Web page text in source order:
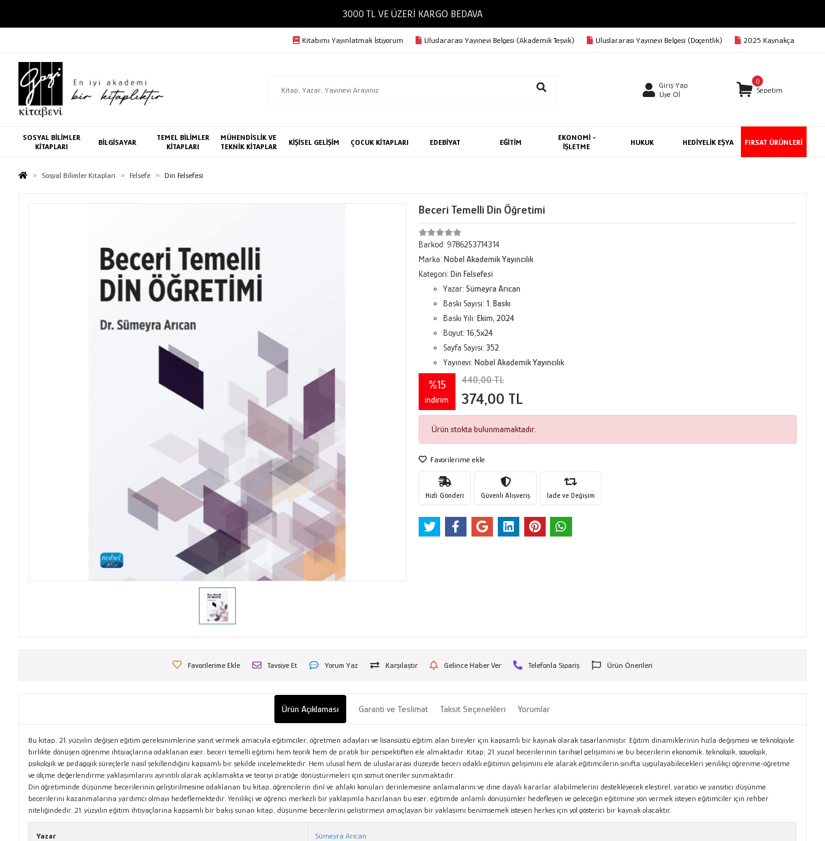
3000 TL VE ÜZERİ KARGO BEDAVA
Kitabımı Yayınlatmak İstiyorum Uluslararası Yayınevi Belgesi (Akademik Teşvik) Uluslararası Yayınevi Belgesi (Doçentlik) 2025 Kaynakça
Giriş Yap
Üye Ol
0
Sepetim
SOSYAL BİLİMLER
KİTAPLARI
BİLGİSAYAR
TEMEL BİLİMLER
KİTAPLARI
MÜHENDİSLİK VE
TEKNİK KİTAPLAR
KİŞİSEL GELİŞİM ÇOCUK KİTAPLARI EDEBİYAT EĞİTİM
EKONOMİ -
İŞLETME
HUKUK HEDİYELİK EŞYA FIRSAT ÜRÜNLERİ
Sosyal Bilimler Kitapları Felsefe Din Felsefesi
Beceri Temelli Din Öğretimi
Barkod: 9786253714314
Marka: Nobel Akademik Yayıncılık
Kategori: Din Felsefesi
Yazar: Sümeyra Arıcan
Baskı Sayısı: 1. Baskı
Baskı Yılı: Ekim, 2024
Boyut: 16,5x24
Sayfa Sayısı: 352
Yayınevi: Nobel Akademik Yayıncılık
%15
indirim
440,00 TL
374,00 TL
Ürün stokta bulunmamaktadır.
Favorilerime ekle
Hızlı Gönderi Güvenli Alışveriş İade ve Değişim
Favorilerime Ekle Tavsiye Et Yorum Yaz Karşılaştır Gelince Haber Ver Telefonla Sipariş Ürün Önerileri
Ürün Açıklaması Garanti ve Teslimat Taksit Seçenekleri Yorumlar
Bu kitap, 21. yüzyılın değişen eğitim gereksinimlerine yanıt vermek amacıyla eğitimciler, öğretmen adayları ve lisansüstü eğitim alan bireyler için kapsamlı bir kaynak olarak tasarlanmıştır. Eğitim dinamiklerinin hızla değişmesi ve teknolojiyle
birlikte dönüşen öğrenme ihtiyaçlarına odaklanan eser, beceri temelli eğitimi hem teorik hem de pratik bir perspektiften ele almaktadır. Kitap; 21. yüzyıl becerilerinin tarihsel gelişimini ve bu becerilerin ekonomik, teknolojik, sosyolojik,
psikolojik ve pedagojik süreçlerle nasıl şekillendiğini kapsamlı bir şekilde incelemektedir. Hem ulusal hem de uluslararası düzeyde beceri odaklı eğitimin gelişimini ele alarak eğitimcilerin sınıfta uygulayabilecekleri yenilikçi öğrenme-öğretme
ve ölçme değerlendirme yaklaşımlarını ayrıntılı olarak açıklamakta ve teoriyi pratiğe dönüştürmeleri için somut öneriler sunmaktadır.
Din öğretiminde düşünme becerilerinin geliştirilmesine odaklanan bu kitap, öğrencilerin dinî ve ahlaki konuları derinlemesine anlamalarını ve dine dayalı kararlar alabilmelerini destekleyecek eleştirel, yaratıcı ve yansıtıcı düşünme
becerilerini kazanmalarına yardımcı olmayı hedeflemektedir. Yenilikçi ve öğrenci merkezli bir yaklaşımla hazırlanan bu eser, eğitimde anlamlı dönüşümler hedefleyen ve geleceğin eğitimine yön vermek isteyen eğitimciler için rehber
niteliğindedir. 21. yüzyılın eğitim ihtiyaçlarına kapsamlı bir bakış sunan kitap, düşünme becerilerini geliştirmeyi amaçlayan bir yaklaşımı benimsemek isteyen herkes için yol gösterici bir kaynak olacaktır.
Yazar Sümeyra Arıcan